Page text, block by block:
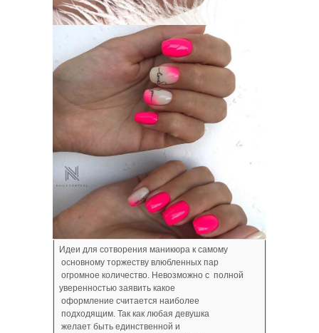
Идеи для сотворения маникюра к самому
основному торжеству влюбленных пар
огромное количество. Невозможно с полной
уверенностью заявить какое
оформление считается наиболее
подходящим. Так как любая девушка
желает быть единственной и